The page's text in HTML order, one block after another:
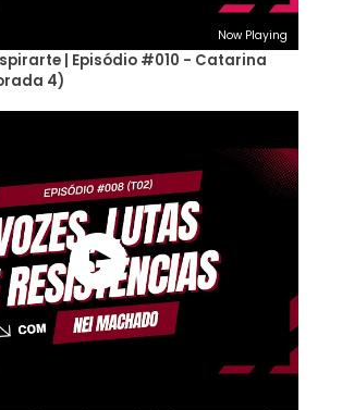
Now Playing
| Episódio #010 - Catarina
4)